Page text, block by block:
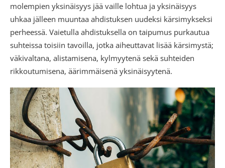
molempien yksinäisyys jää vaille lohtua ja yksinäisyys
uhkaa jälleen muuntaa ahdistuksen uudeksi kärsimykseksi
perheessä. Vaietulla ahdistuksella on taipumus purkautua
suhteissa toisiin tavoilla, jotka aiheuttavat lisää kärsimystä;
väkivaltana, alistamisena, kylmyytenä sekä suhteiden
rikkoutumisena, äärimmäisenä yksinäisyytenä.